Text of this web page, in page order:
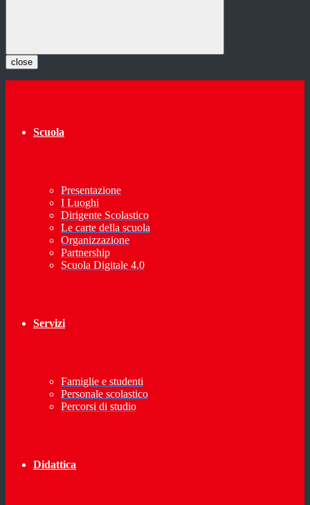
close
Scuola
Presentazione
I Luoghi
Dirigente Scolastico
Le carte della scuola
Organizzazione
Partnership
Scuola Digitale 4.0
Servizi
Famiglie e studenti
Personale scolastico
Percorsi di studio
Didattica